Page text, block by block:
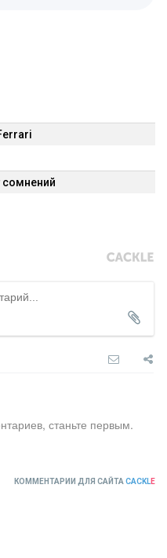
сомнений
станьте первым.
КОММЕНТАРИИ ДЛЯ САЙТАCACKLE